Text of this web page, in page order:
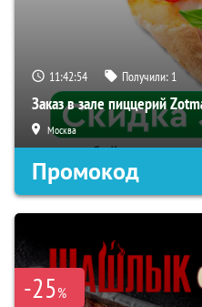
11:42:52 Получили: 1
Заказ в зале пиццерий
Москва
Промокод
-25%